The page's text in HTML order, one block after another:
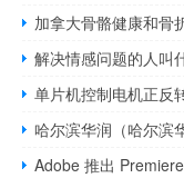
加拿大骨骼健康和骨
解决情感问题的人叫
单片机控制电机正反
哈尔滨华润（哈尔滨
Adobe 推出